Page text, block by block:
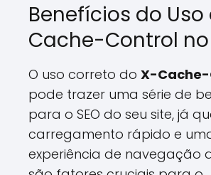
Benefícios do Uso
Cache-Control no
O uso correto do X-
pode trazer uma série de
para o SEO do seu site, já
carregamento rápido e
experiência de navegação